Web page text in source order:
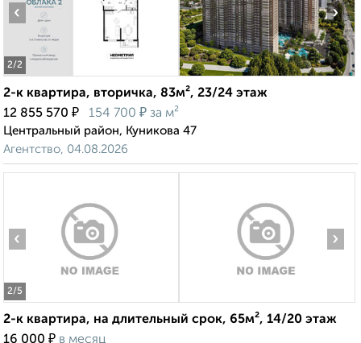
2/2
‹ ›
2-к квартира, вторичка, 83м², 23/24 этаж
12 855 570 ₽ 154 700 ₽ за м²
Центральный район, Куникова 47
Агентство, 04.08.2026
2/5
‹ ›
2-к квартира, на длительный срок, 65м², 14/20 этаж
16 000 ₽ в месяц